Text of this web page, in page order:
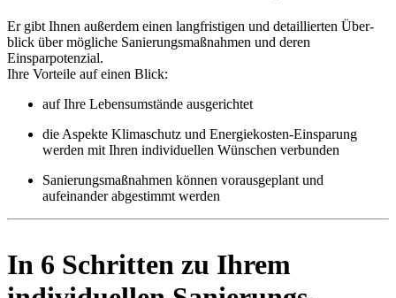
Er gibt Ihnen außer­dem einen lang­fristigen und detaillierten Über­
blick über mögliche Sanierungs­maßnahmen und deren
Einsparpotenzial.
Ihre Vorteile auf einen Blick:
auf Ihre Lebens­umstände ausgerichtet
die Aspekte Klimaschutz und Energie­kosten-Einsparung
werden mit Ihren indivi­duellen Wünschen verbunden
Sanierungsmaßnahmen können voraus­geplant und
aufeinander abge­stimmt werden
In 6 Schritten zu Ihrem